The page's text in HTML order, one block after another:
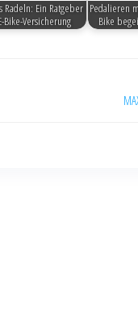
Radeln: Ein Ratgeber
Bike-Versicherung
Pedalieren
Bike